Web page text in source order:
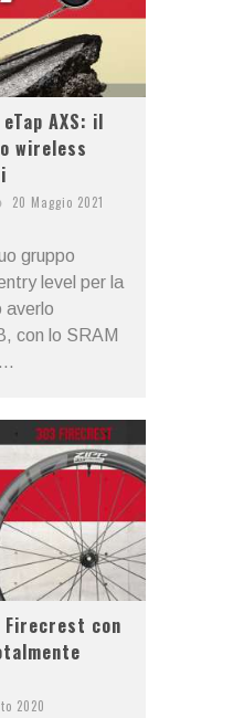
AXS: il
wireless
20 Maggio 2021
gruppo
level per la
averlo
con lo SRAM
Firecrest con
2020